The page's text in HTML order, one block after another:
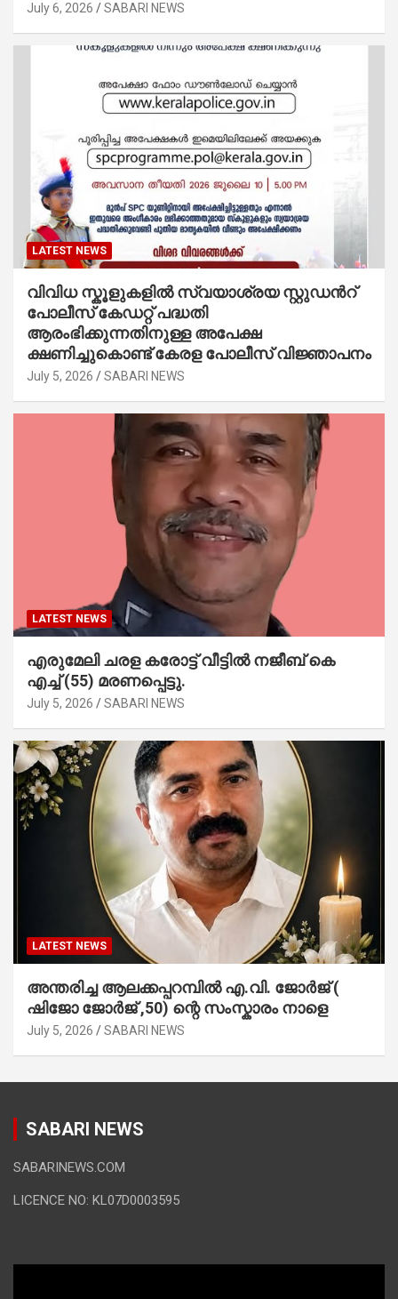
July 6, 2026 SABARI NEWS
LATEST NEWS
വിവിധ സ്കൂളുകളില്‍ സ്വയാശ്രയ സ്റ്റുഡന്‍റ്
പോലീസ് കേഡറ്റ് പദ്ധതി
ആരംഭിക്കുന്നതിനുള്ള അപേക്ഷ
ക്ഷണിച്ചുകൊണ്ട് കേരള പോലീസ് വിജ്ഞാപനം
July 5, 2026 SABARI NEWS
LATEST NEWS
എരുമേലി ചരള കരോട്ട് വീട്ടിൽ നജീബ് കെ
എച്ച് (55) മരണപ്പെട്ടു.
July 5, 2026 SABARI NEWS
LATEST NEWS
അന്തരിച്ച ആ​ല​ക്ക​പ്പ​റമ്പിൽ​ എ.​വി. ജോ​ർ​ജ് (
ഷിജോ ജോർജ് ,50) ന്റെ സംസ്കാരം നാളെ
July 5, 2026 SABARI NEWS
SABARI NEWS
SABARINEWS.COM
LICENCE NO: KL07D0003595